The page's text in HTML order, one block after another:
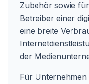
Zubehör sowie
Betreiber einer
eine breite
der
Für Unternehmen